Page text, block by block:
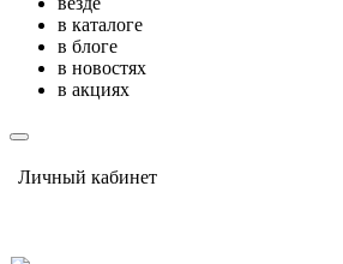
в каталоге
в блоге
в новостях
в акциях
Личный кабинет